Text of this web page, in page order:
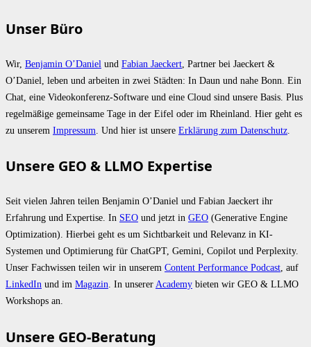
Unser Büro
Wir, Benjamin O’Daniel und Fabian Jaeckert , Partner bei Jaeckert &
O’Daniel, leben und arbeiten in zwei Städten: In Daun und nahe Bonn. Ein
Chat, eine Videokonferenz-Software und eine Cloud sind unsere Basis. Plus
regelmäßige gemeinsame Tage in der Eifel oder im Rheinland. Hier geht es
zu unserem Impressum . Und hier ist unsere Erklärung zum Datenschutz
Unsere GEO & LLMO Expertise
Seit vielen Jahren teilen Benjamin O’Daniel und Fabian Jaeckert ihr
Erfahrung und Expertise. In SEO und jetzt in GEO (Generative Engine
Optimization). Hierbei geht es um Sichtbarkeit und Relevanz in KI-
Systemen und Optimierung für ChatGPT, Gemini, Copilot und Perplexity.
Unser Fachwissen teilen wir in unserem Content Performance Podcast , auf
LinkedIn und im Magazin . In unserer Academy bieten wir GEO & LLMO
Workshops an.
Unsere GEO-Beratung